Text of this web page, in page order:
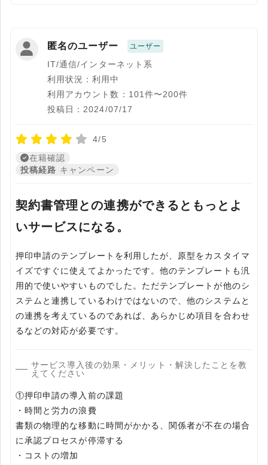
匿名のユーザー ユーザー
IT/通信/インターネット系
利用状況：利用中
利用アカウント数：101件〜200件
投稿日：2024/07/17
4/5
在籍確認
投稿経路 キャンペーン
契約書管理との連携ができるともっとよ
いサービスになる。
押印申請のテンプレートを利用したが、原型をカスタイマ
イズですぐに使えてよかったです。他のテンプレートも汎
用的で使いやすいものでした。ただテンプレートが他のシ
ステムと連携しているわけではないので、他のシステムと
の連携を考えているのであれば、あらかじめ項目を合わせ
るなどの対応が必要です。
サービス導入後の効果・メリット・解決したことを教
えてください
①押印申請の導入前の課題
・時間と労力の浪費
書類の物理的な移動に時間がかかる、関係者が不在の場合
に承認プロセスが停滞する
・コストの増加